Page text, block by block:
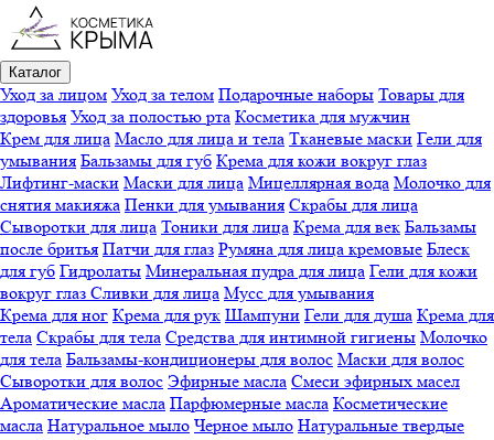
Каталог
Уход за лицом Уход за телом Подарочные наборы Товары для
здоровья Уход за полостью рта Косметика для мужчин
Крем для лица Масло для лица и тела Тканевые маски Гели для
умывания Бальзамы для губ Крема для кожи вокруг глаз
Лифтинг-маски Маски для лица Мицеллярная вода Молочко для
снятия макияжа Пенки для умывания Скрабы для лица
Сыворотки для лица Тоники для лица Крема для век Бальзамы
после бритья Патчи для глаз Румяна для лица кремовые Блеск
для губ Гидролаты Минеральная пудра для лица Гели для кожи
вокруг глаз Сливки для лица Мусс для умывания
Крема для ног Крема для рук Шампуни Гели для душа Крема для
тела Скрабы для тела Средства для интимной гигиены Молочко
для тела Бальзамы-кондиционеры для волос Маски для волос
Сыворотки для волос Эфирные масла Смеси эфирных масел
Ароматические масла Парфюмерные масла Косметические
масла Натуральное мыло Черное мыло Натуральные твердые